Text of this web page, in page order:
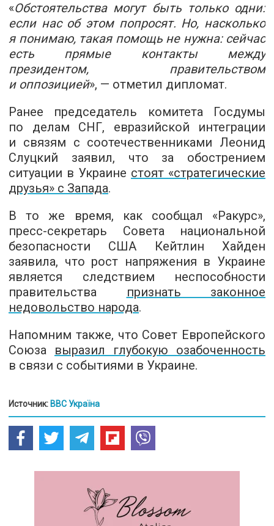
«Обстоятельства могут быть только одни:
если нас об этом попросят. Но, насколько
я понимаю, такая помощь не нужна: сейчас
есть прямые контакты между
президентом, правительством
и оппозицией», — отметил дипломат.
Ранее председатель комитета Госдумы
по делам СНГ, евразийской интеграции
и связям с соотечественниками Леонид
Слуцкий заявил, что за обострением
ситуации в Украине стоят «стратегические
друзья» с Запада.
В то же время, как сообщал «Ракурс»,
пресс-секретарь Совета национальной
безопасности США Кейтлин Хайден
заявила, что рост напряжения в Украине
является следствием неспособности
правительства
признать законное
недовольство народа.
Напомним также, что Совет Европейского
Союза выразил глубокую озабоченность
в связи с событиями в Украине.
Источник: BBC Україна